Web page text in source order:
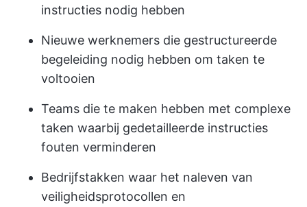
instructies nodig hebben
Nieuwe werknemers die gestructureerde
begeleiding nodig hebben om taken te
voltooien
Teams die te maken hebben met complexe
taken waarbij gedetailleerde instructies
fouten verminderen
Bedrijfstakken waar het naleven van
veiligheidsprotocollen en